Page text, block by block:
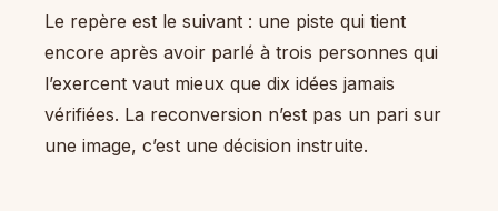
Le repère est le suivant : une piste qui tient
encore après avoir parlé à trois personnes qui
l’exercent vaut mieux que dix idées jamais
vérifiées. La reconversion n’est pas un pari sur
une image, c’est une décision instruite.